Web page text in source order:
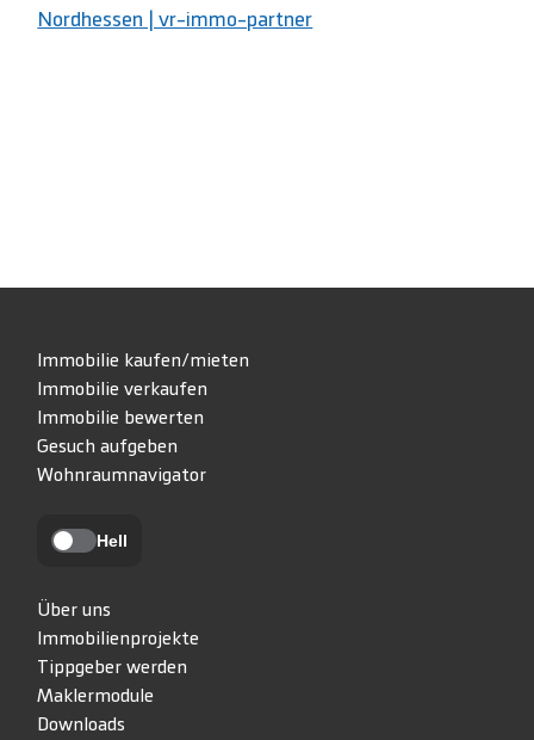
Nordhessen | vr-immo-partner
Immobilie kaufen/mieten
Immobilie verkaufen
Immobilie bewerten
Gesuch aufgeben
Wohnraumnavigator
Hell
Über uns
Immobilienprojekte
Tippgeber werden
Maklermodule
Downloads